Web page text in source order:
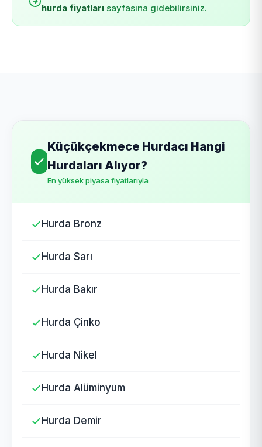
hurda fiyatları sayfasına gidebilirsiniz.
Küçükçekmece Hurdacı Hangi
Hurdaları Alıyor?
En yüksek piyasa fiyatlarıyla
Hurda Bronz
Hurda Sarı
Hurda Bakır
Hurda Çinko
Hurda Nikel
Hurda Alüminyum
Hurda Demir